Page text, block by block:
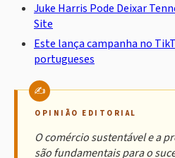
Juke Harris Pode Deixar
Site
Este lança campanha no
portugueses
OPINIÃO EDITORIAL
O comércio sustentável e a
são fundamentais para o